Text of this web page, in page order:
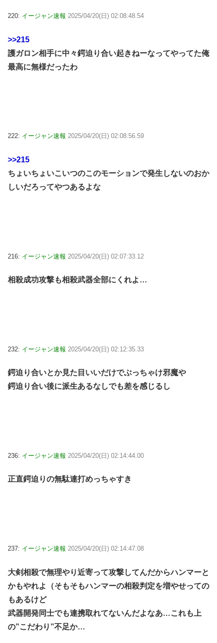
220: イージャン速報 2025/04/20(日) 02:08:48.54
>>215
護ガロン相手に中々鍔迫り合い起きねーなってやってた俺
最高に無様だったわ
222: イージャン速報 2025/04/20(日) 02:08:56.59
>>215
ちょいちょいこいつのこのモーションで発生しないのおか
しいだろってやつあるよな
216: イージャン速報 2025/04/20(日) 02:07:33.12
相殺成功攻撃も相殺武器全部にくれよ…
232: イージャン速報 2025/04/20(日) 02:12:35.33
鍔迫り合いとか見た目いいだけでぶっちゃけ邪魔や
鍔迫り合い後に派生あるなしでも差を感じるし
236: イージャン速報 2025/04/20(日) 02:14:44.00
正直鍔迫りの無駄連打めっちゃすき
237: イージャン速報 2025/04/20(日) 02:14:47.08
大剣相殺で無理やり近寄って攻撃してんだからハンマーと
かもやれよ（そもそもハンマーの相殺判定を増やせっての
もあるけど
武器開発同士でも連携取れてないんだよなあ…これも上
の”こだわり”不足か…